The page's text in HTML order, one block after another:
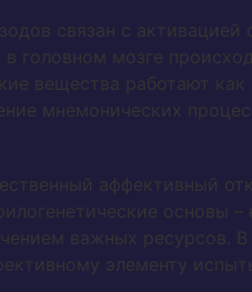
связан с активацией
мозге
вещества работают
мнемонических
аффективный
основы
важных ресурсов.
элементу